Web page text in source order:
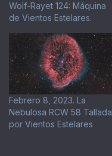
Wolf-Rayet 124: Máquina
de Vientos Estelares.
Febrero 8, 2023. La
Nebulosa RCW 58 Tallada
por Vientos Estelares